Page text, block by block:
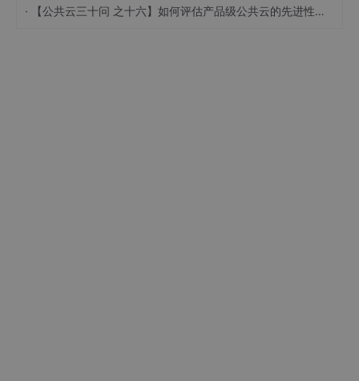
· 【公共云三十问 之十六】如何评估产品级公共云的先进性水平？